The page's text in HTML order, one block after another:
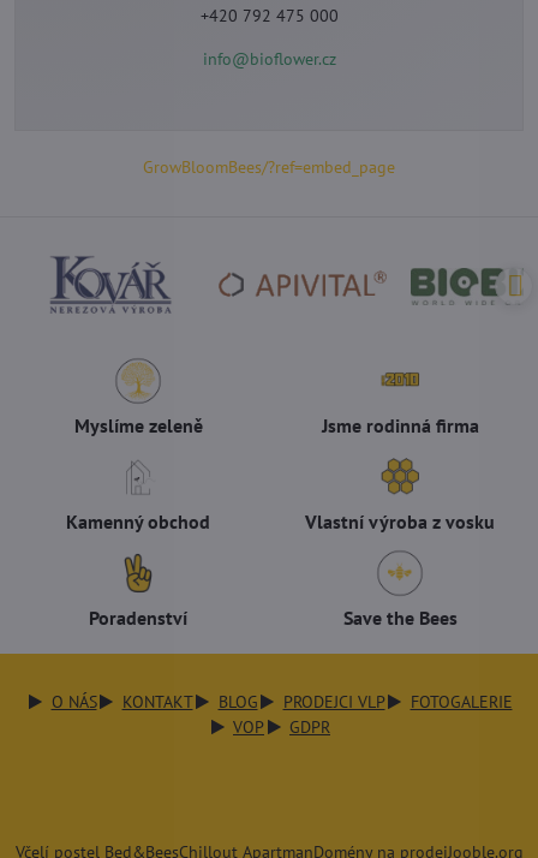
+420 792 475 000
info@bioflower.cz
GrowBloomBees/?ref=embed_page
Myslíme zeleně Jsme rodinná firma
Kamenný obchod Vlastní výroba z vosku
Poradenství Save the Bees
O NÁS KONTAKT BLOG PRODEJCI VLP
FOTOGALERIE
VOP
GDPR
Včelí postel Bed&BeesChillout ApartmanDomény na prodejJooble.org